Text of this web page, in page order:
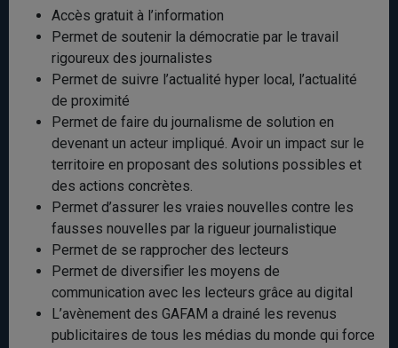
Accès gratuit à l’information
Permet de soutenir la démocratie par le travail
rigoureux des journalistes
Permet de suivre l’actualité hyper local, l’actualité
de proximité
Permet de faire du journalisme de solution en
devenant un acteur impliqué. Avoir un impact sur le
territoire en proposant des solutions possibles et
des actions concrètes.
Permet d’assurer les vraies nouvelles contre les
fausses nouvelles par la rigueur journalistique
Permet de se rapprocher des lecteurs
Permet de diversifier les moyens de
communication avec les lecteurs grâce au digital
L’avènement des GAFAM a drainé les revenus
publicitaires de tous les médias du monde qui force